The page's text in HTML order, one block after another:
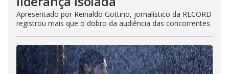
Apresentado por Reinaldo Gottino, jornalístico da RECORD
registrou mais que o dobro da audiência das concorrentes